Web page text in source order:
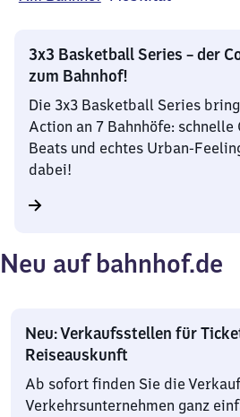
3x3 Basketball Series – der
zum Bahnhof!
Die 3x3 Basketball Series
Action an 7 Bahnhöfe: schnelle
Beats und echtes Urban-
dabei!
Neu auf bahnhof.de
Neu: Verkaufsstellen für
Reiseauskunft
Ab sofort finden Sie die
Verkehrsunternehmen ganz